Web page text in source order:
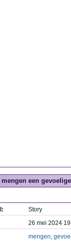
een
Story
26 mei 2024
mengen,